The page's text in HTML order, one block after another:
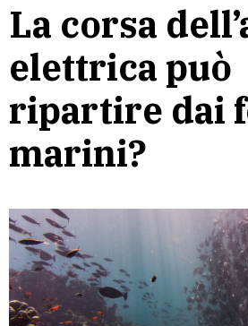
La corsa
elettrica può
ripartire dai
marini?